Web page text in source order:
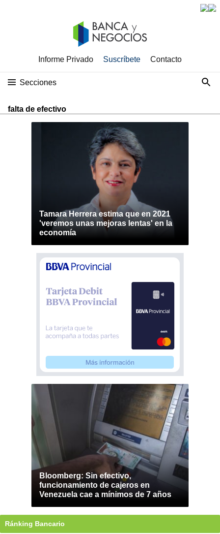
Informe Privado Suscríbete Contacto
Secciones
falta de efectivo
Tamara Herrera estima que en 2021
'veremos unas mejoras lentas' en la
economía
Bloomberg: Sin efectivo,
funcionamiento de cajeros en
Venezuela cae a mínimos de 7 años
Ránking Bancario